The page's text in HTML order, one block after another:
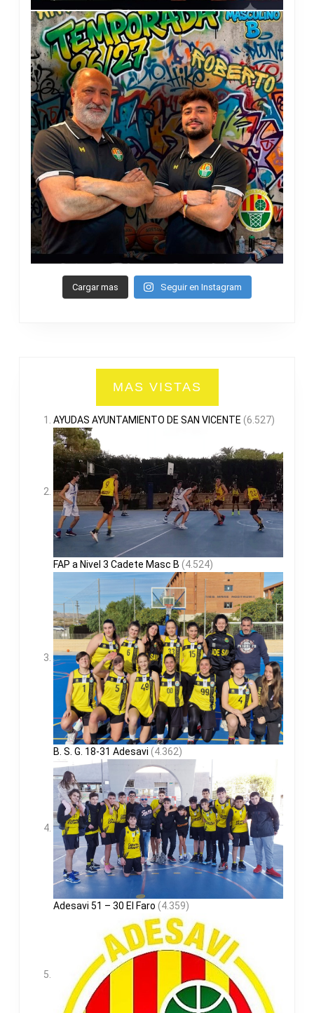
Cargar mas Seguir en Instagram
MAS VISTAS
AYUDAS AYUNTAMIENTO DE SAN VICENTE (6.527)
FAP a Nivel 3 Cadete Masc B (4.524)
B. S. G. 18-31 Adesavi (4.362)
Adesavi 51 – 30 El Faro (4.359)